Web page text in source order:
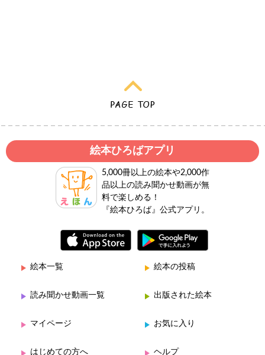
絵本ひろばアプリ
5,000冊以上の絵本や2,000作
品以上の読み聞かせ動画が無
料で楽しめる！
『絵本ひろば』公式アプリ。
絵本一覧 絵本の投稿
読み聞かせ動画一覧 出版された絵本
マイページ お気に入り
はじめての方へ ヘルプ